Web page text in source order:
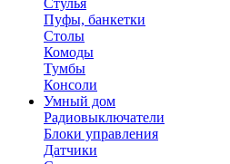
Стулья
Пуфы, банкетки
Столы
Комоды
Тумбы
Консоли
Умный дом
Радиовыключатели
Блоки управления
Датчики